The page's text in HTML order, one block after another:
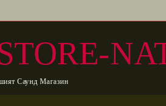
Саунд Магазин